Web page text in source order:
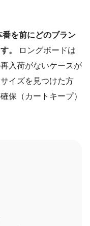
番を前にどのブラン
。
ロングボードは
入荷がないケースが
イズを見つけた方
保（カートキープ）